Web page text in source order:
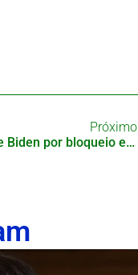
Próximo
Nippon Steel processa presidente Biden por bloqueio em aquisição bilionária